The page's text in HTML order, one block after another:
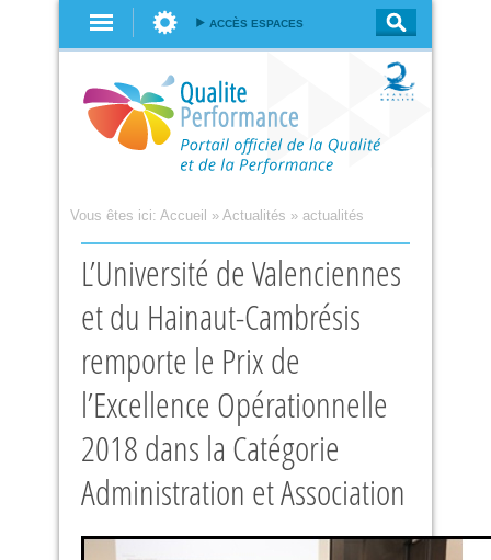
ACCÈS ESPACES
Vous êtes ici: Accueil » Actualités » actualités
L’Université de Valenciennes
et du Hainaut-Cambrésis
remporte le Prix de
l’Excellence Opérationnelle
2018 dans la Catégorie
Administration et Association